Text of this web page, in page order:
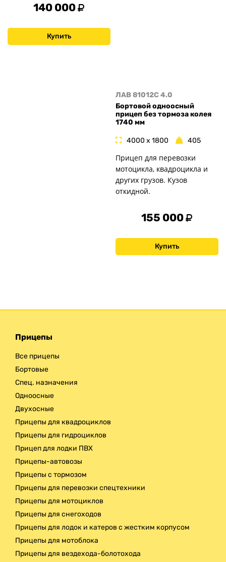
140 000
Купить
ЛАВ 81012C 4.0
Бортовой одноосный
прицеп без тормоза колея
1740 мм
4000 x 1800 405
Прицеп для перевозки
мотоцикла, квадроцикла и
других грузов. Кузов
откидной.
155 000
Купить
Прицепы
Все прицепы
Бортовые
Спец. назначения
Одноосные
Двухосные
Прицепы для квадроциклов
Прицепы для гидроциклов
Прицеп для лодки ПВХ
Прицепы-автовозы
Прицепы с тормозом
Прицепы для перевозки спецтехники
Прицепы для мотоциклов
Прицепы для снегоходов
Прицепы для лодок и катеров с жестким корпусом
Прицепы для мотоблока
Прицепы для вездехода-болотохода